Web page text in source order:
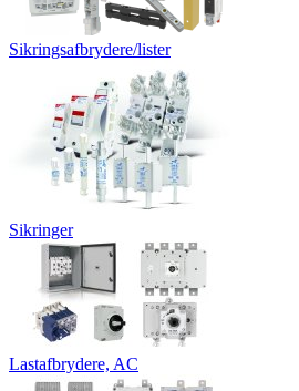
Sikringsafbrydere/lister
Sikringer
Lastafbrydere, AC